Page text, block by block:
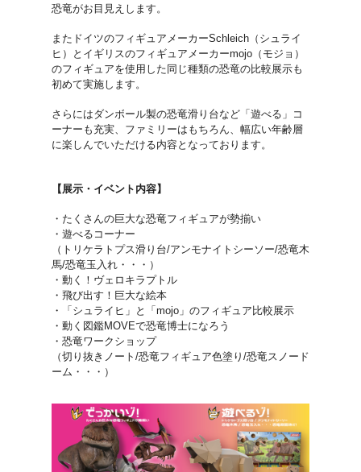
恐竜がお目見えします。
またドイツのフィギュアメーカーSchleich（シュライ
ヒ）とイギリスのフィギュアメーカーmojo（モジョ）
のフィギュアを使用した同じ種類の恐竜の比較展示も
初めて実施します。
さらにはダンボール製の恐竜滑り台など「遊べる」コ
ーナーも充実、ファミリーはもちろん、幅広い年齢層
に楽しんでいただける内容となっております。
【展示・イベント内容】
・たくさんの巨大な恐竜フィギュアが勢揃い
・遊べるコーナー
（トリケラトプス滑り台/アンモナイトシーソー/恐竜木
馬/恐竜玉入れ・・・）
・動く！ヴェロキラプトル
・飛び出す！巨大な絵本
・「シュライヒ」と「mojo」のフィギュア比較展示
・動く図鑑MOVEで恐竜博士になろう
・恐竜ワークショップ
（切り抜きノート/恐竜フィギュア色塗り/恐竜スノード
ーム・・・）